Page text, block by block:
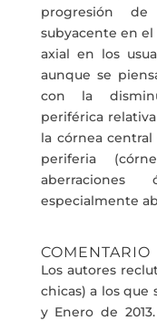
progresión
subyacente en
axial en los
aunque se
con la
periférica
la córnea
periferia
especialmente
COMENTARIO
Los autores
chicas) a los
y Enero de